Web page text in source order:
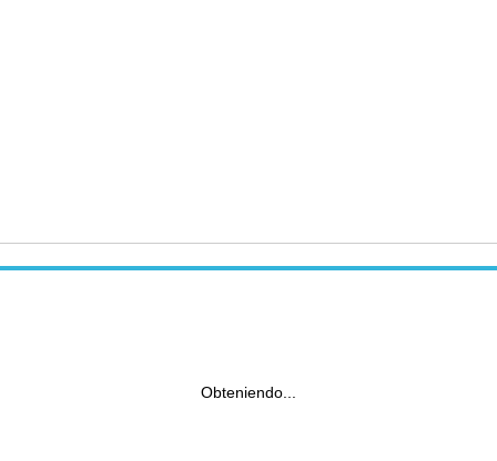
Obteniendo...